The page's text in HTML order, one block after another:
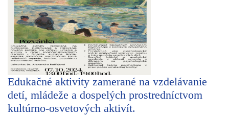
Edukačné aktivity zamerané na vzdelávanie
detí, mládeže a dospelých prostredníctvom
kultúrno-osvetových aktivít.